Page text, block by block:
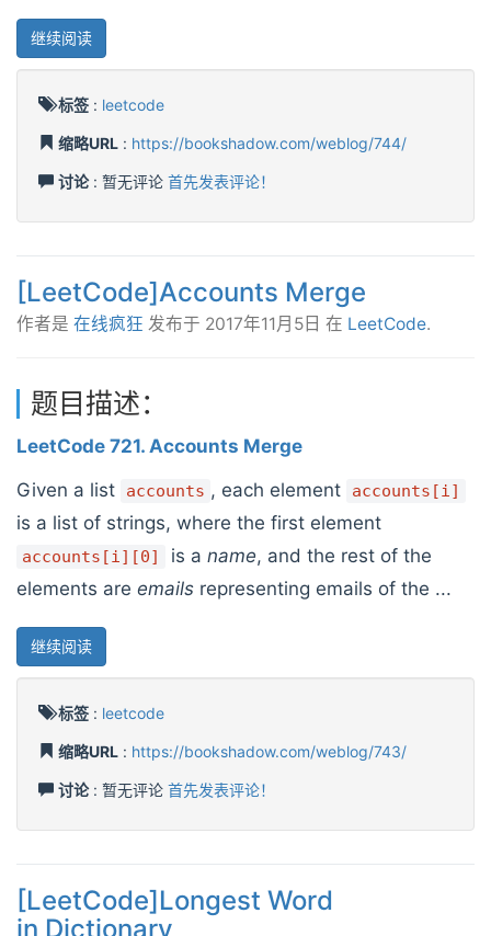
继续阅读
标签 : leetcode
缩略URL : https://bookshadow.com/weblog/744/
讨论: 暂无评论 首先发表评论！
[LeetCode]Accounts Merge
作者是 在线疯狂 发布于 2017年11月5日 在 LeetCode.
题目描述：
LeetCode 721. Accounts Merge
Given a list
accounts , each element accounts[i]
is a list of strings, where the first element
accounts[i][0] is a name, and the rest of the
elements are emails representing emails of the ...
继续阅读
标签 : leetcode
缩略URL : https://bookshadow.com/weblog/743/
讨论: 暂无评论 首先发表评论！
[LeetCode]Longest Word
in Dictionary